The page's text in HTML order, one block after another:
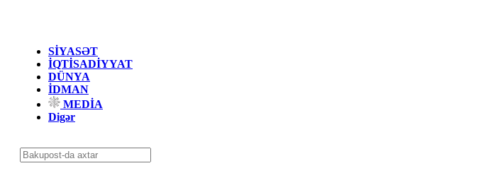
SİYASƏT
İQTİSADİYYAT
DÜNYA
İDMAN
MEDİA
Digər